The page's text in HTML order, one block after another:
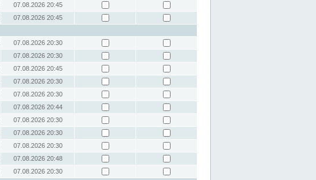
07.08.2026 20:45
07.08.2026 20:45
07.08.2026 20:30
07.08.2026 20:30
07.08.2026 20:45
07.08.2026 20:30
07.08.2026 20:30
07.08.2026 20:44
07.08.2026 20:30
07.08.2026 20:30
07.08.2026 20:30
07.08.2026 20:48
07.08.2026 20:30